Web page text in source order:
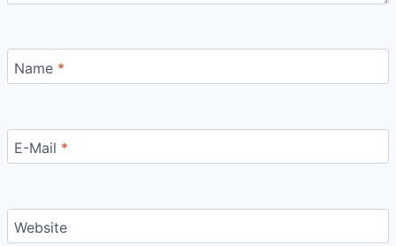
Name *
E-Mail *
Website